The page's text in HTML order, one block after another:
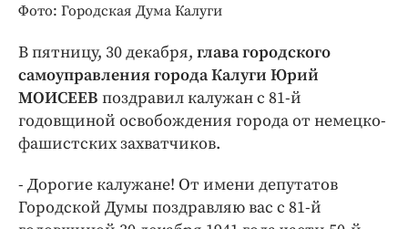
Интересное чтиво
Клиника года
Бренд года
Работодатель года
Фото: Городская Дума Калуги
В пятницу, 30 декабря, глава городского
самоуправления города Калуги Юрий
МОИСЕЕВ поздравил калужан с 81-й
годовщиной освобождения города от немецко-
фашистских захватчиков.
- Дорогие калужане! От имени депутатов
Городской Думы поздравляю вас с 81-й